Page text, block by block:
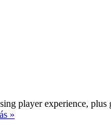
player experience,
»